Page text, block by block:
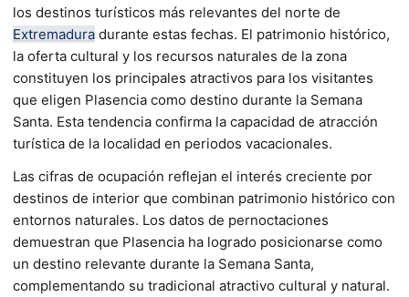
los destinos turísticos más relevantes del norte de
Extremadura durante estas fechas. El patrimonio histórico,
la oferta cultural y los recursos naturales de la zona
constituyen los principales atractivos para los visitantes
que eligen Plasencia como destino durante la Semana
Santa. Esta tendencia confirma la capacidad de atracción
turística de la localidad en periodos vacacionales.
Las cifras de ocupación reflejan el interés creciente por
destinos de interior que combinan patrimonio histórico con
entornos naturales. Los datos de pernoctaciones
demuestran que Plasencia ha logrado posicionarse como
un destino relevante durante la Semana Santa,
complementando su tradicional atractivo cultural y natural.